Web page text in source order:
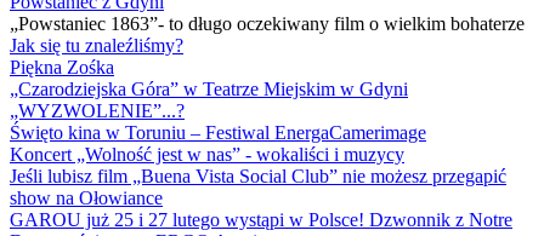
„Powstaniec 1863”- to długo oczekiwany film o wielkim bohaterze
Jak się tu znaleźliśmy?
Piękna Zośka
„Czarodziejska Góra” w Teatrze Miejskim w Gdyni
„WYZWOLENIE”...?
Święto kina w Toruniu – Festiwal EnergaCamerimage
Koncert „Wolność jest w nas” - wokaliści i muzycy
Jeśli lubisz film „Buena Vista Social Club” nie możesz przegapić
show na Ołowiance
GAROU już 25 i 27 lutego wystąpi w Polsce! Dzwonnik z Notre